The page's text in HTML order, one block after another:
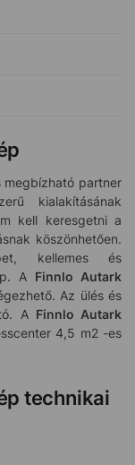
megbízható partner
kialakításának
kell keresgetni a
köszönhetően.
kellemes és
A Finnlo Autark
Az ülés és
A Finnlo Autark
4,5 m2 -es
technikai